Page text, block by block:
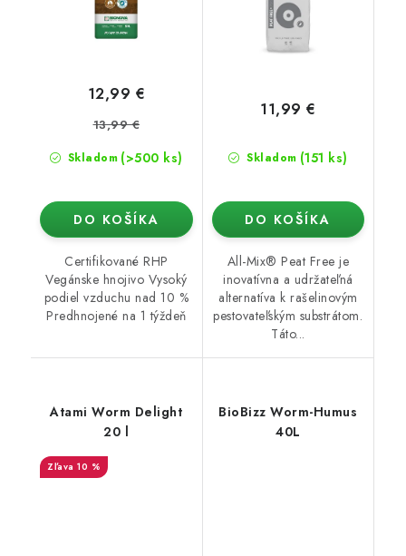
Skladom (>500 ks)
12,99 €
13,99 €
DO KOŠÍKA
Certifikované RHP
Vegánske hnojivo Vysoký
podiel vzduchu nad 10 %
Predhnojené na 1 týždeň
Skladom (151 ks)
11,99 €
DO KOŠÍKA
All-Mix® Peat Free je
inovatívna a udržateľná
alternatíva k rašelinovým
pestovateľským substrátom.
Táto...
Atami Worm Delight
20 l
10 %
BioBizz Worm-Humus
40L